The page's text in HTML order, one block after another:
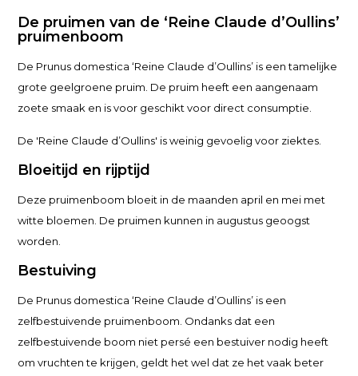
De pruimen van de ‘Reine Claude d’Oullins’
pruimenboom
De Prunus domestica ‘Reine Claude d’Oullins’ is een tamelijke
grote geelgroene pruim. De pruim heeft een aangenaam
zoete smaak en is voor geschikt voor direct consumptie.
De 'Reine Claude d’Oullins' is weinig gevoelig voor ziektes.
Bloeitijd en rijptijd
Deze pruimenboom bloeit in de maanden april en mei met
witte bloemen. De pruimen kunnen in augustus geoogst
worden.
Bestuiving
De Prunus domestica ‘Reine Claude d’Oullins’ is een
zelfbestuivende pruimenboom. Ondanks dat een
zelfbestuivende boom niet persé een bestuiver nodig heeft
om vruchten te krijgen, geldt het wel dat ze het vaak beter